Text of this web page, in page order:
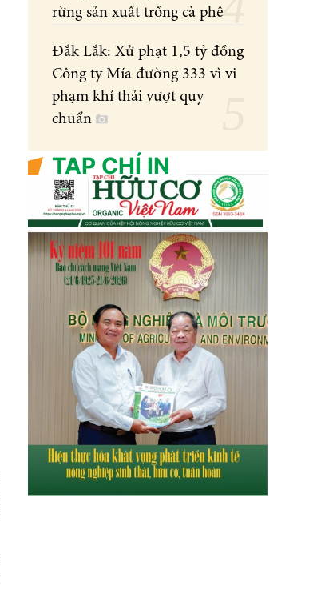
rừng sản xuất trồng cà phê
Đắk Lắk: Xử phạt 1,5 tỷ đồng
Công ty Mía đường 333 vì vi
phạm khí thải vượt quy
chuẩn
TẠP CHÍ IN